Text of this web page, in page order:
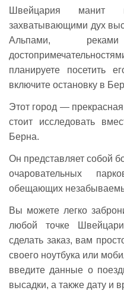
Швейцария манит
захватывающими дух
Альпами,
планируете посетить
включите остановку в
Этот город —
стоит исследовать
Берна.
Он представляет собой
очаровательных
обещающих
Вы можете легко
любой точке
сделать заказ, вам
своего ноутбука или
введите данные о
высадки, а также дату и